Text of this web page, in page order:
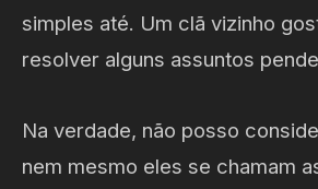
simples até. Um clã vizinho
resolver alguns assuntos
Na verdade, não posso
nem mesmo eles se chamam